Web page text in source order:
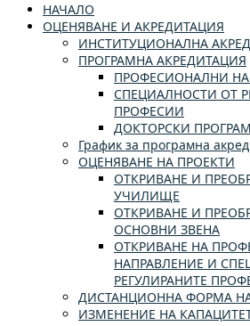
НАЧАЛО
ОЦЕНЯВАНЕ И АКРЕДИТАЦИЯ
ИНСТИТУЦИОНАЛНА
ПРОГРАМНА АКРЕДИТАЦИЯ
ПРОФЕСИОНАЛНИ
СПЕЦИАЛНОСТИ ОТ
ПРОФЕСИИ
ДОКТОРСКИ
График за програмна
ОЦЕНЯВАНЕ НА ПРОЕКТИ
ОТКРИВАНЕ И
УЧИЛИЩЕ
ОТКРИВАНЕ И
ОСНОВНИ ЗВЕНА
ОТКРИВАНЕ НА
НАПРАВЛЕНИЕ И
РЕГУЛИРАНИТЕ
ДИСТАНЦИОННА ФОРМА
ИЗМЕНЕНИЕ НА